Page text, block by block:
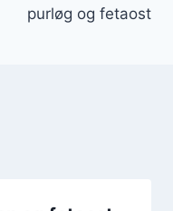
purløg og fetaost